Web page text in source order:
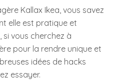
Kallax Ikea, vous savez
elle est pratique et
vous cherchez à
pour la rendre unique et
idées de hacks
essayer.